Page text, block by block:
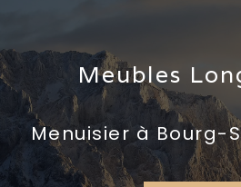
Meubles
Menuisier à Bourg-